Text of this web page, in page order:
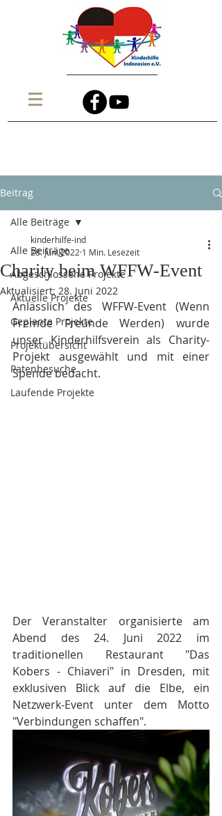
Beitrag
Alle Beiträge
Abgeschlossene Projekte
Aktuelle Projekte
Geplante Projekte
Projektübersicht
Patenbesuche
Laufende Projekte
Alle Beiträge
Charity beim WFFW-Event
kinderhilfe-ind
28. Juni 2022 1 Min. Lesezeit
Aktualisiert: 28. Juni 2022
Anlässlich des WFFW-Event (Wenn
Fremde Freunde Werden) wurde
unser Kinderhilfsverein als Charity-
Projekt ausgewählt und mit einer
Spende bedacht.
Der Veranstalter organisierte am
Abend des 24. Juni 2022 im
traditionellen Restaurant "Das
Kobers - Chiaveri" in Dresden, mit
exklusiven Blick auf die Elbe, ein
Netzwerk-Event unter dem Motto
"Verbindungen schaffen".